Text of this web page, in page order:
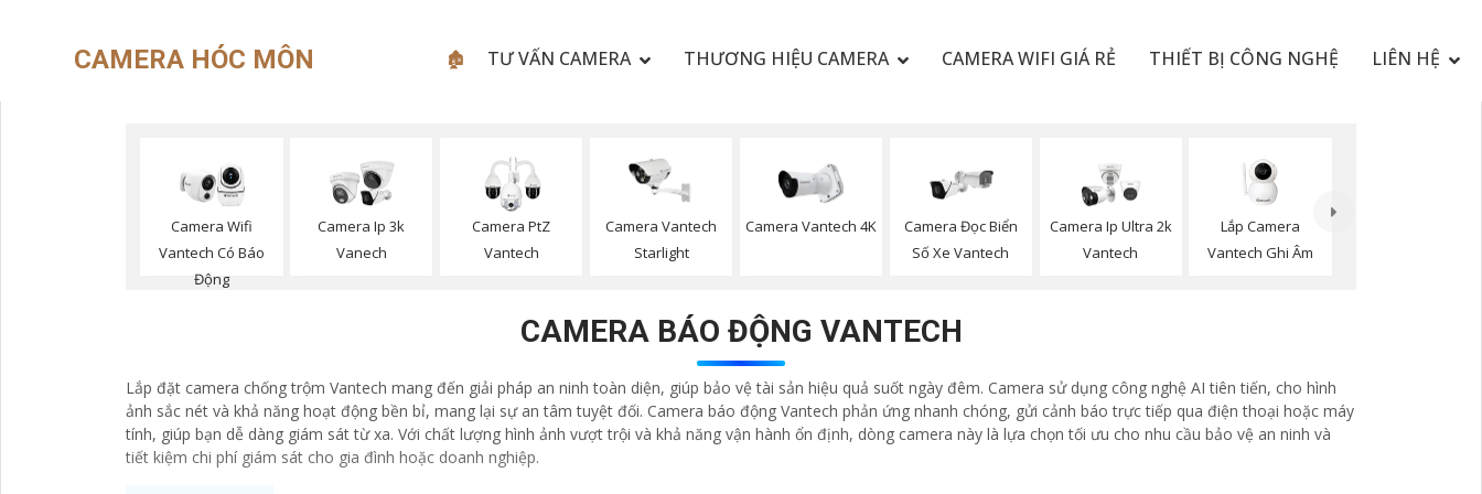
CAMERA HÓC MÔN 🏚 TƯ VẤN CAMERA THƯƠNG HIỆU CAMERA CAMERA WIFI GIÁ RẺ THIẾT BỊ CÔNG NGHỆ LIÊN HỆ
Camera Wifi
Vantech Có Báo
Động
Camera Ip 3k
Vanech
Camera PtZ
Vantech
Camera Vantech
Starlight
Camera Vantech 4K
Camera Đọc Biển
Số Xe Vantech
Camera Ip Ultra 2k
Vantech
Lắp Camera
Vantech Ghi Âm
CAMERA BÁO ĐỘNG VANTECH
Lắp đặt camera chống trộm Vantech mang đến giải pháp an ninh toàn diện, giúp bảo vệ tài sản hiệu quả suốt ngày đêm. Camera sử dụng công nghệ AI tiên tiến, cho hình
ảnh sắc nét và khả năng hoạt động bền bỉ, mang lại sự an tâm tuyệt đối. Camera báo động Vantech phản ứng nhanh chóng, gửi cảnh báo trực tiếp qua điện thoại hoặc máy
tính, giúp bạn dễ dàng giám sát từ xa. Với chất lượng hình ảnh vượt trội và khả năng vận hành ổn định, dòng camera này là lựa chọn tối ưu cho nhu cầu bảo vệ an ninh và
tiết kiệm chi phí giám sát cho gia đình hoặc doanh nghiệp.